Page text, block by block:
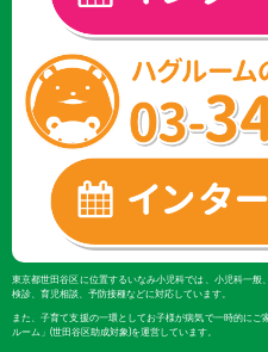
東京都世田谷区に位置するいなみ小児科では、小児科一
検診、育児相談、予防接種などに対応しています。
また、子育て支援の一環としてお子様が病気で一時的に
ルーム」(世田谷区助成対象)を運営しています。